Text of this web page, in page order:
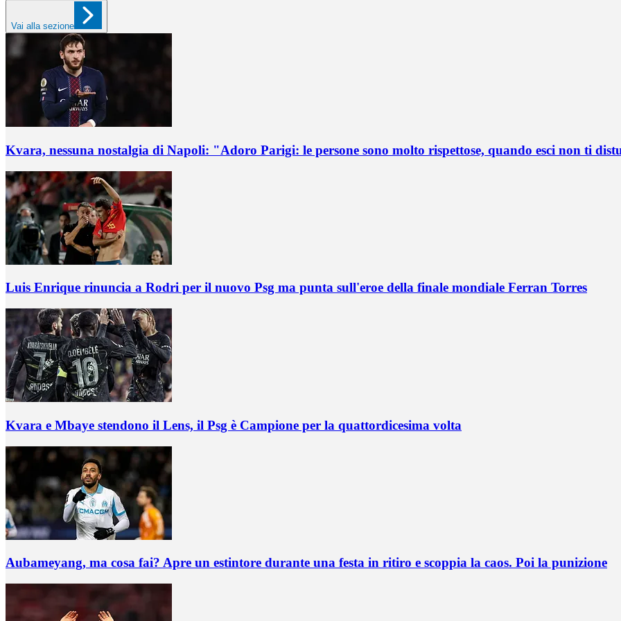
Vai alla sezione
Kvara, nessuna nostalgia di Napoli: "Adoro Parigi: le persone sono molto rispettose, quando esci non ti
Luis Enrique rinuncia a Rodri per il nuovo Psg ma punta sull'eroe della finale mondiale Ferran Torres
Kvara e Mbaye stendono il Lens, il Psg è Campione per la quattordicesima volta
Aubameyang, ma cosa fai? Apre un estintore durante una festa in ritiro e scoppia la caos. Poi la punizione